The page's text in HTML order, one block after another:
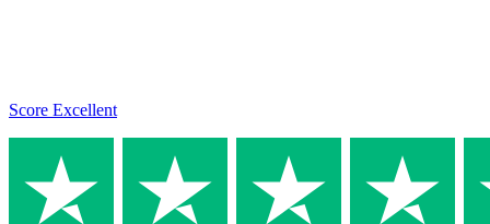
Score Excellent